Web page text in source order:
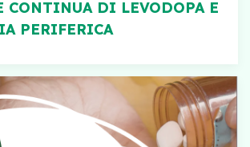
CONTINUA DI LEVODOPA E
PERIFERICA